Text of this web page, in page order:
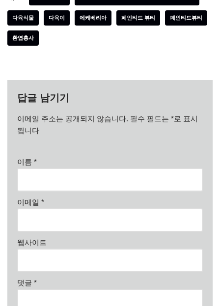
다육식물 다육이 에케베리아 페인티드 뷰티 페인티드뷰티
환엽홍사
답글 남기기
이메일 주소는 공개되지 않습니다. 필수 필드는 *로 표시
됩니다
이름 *
이메일 *
웹사이트
댓글 *